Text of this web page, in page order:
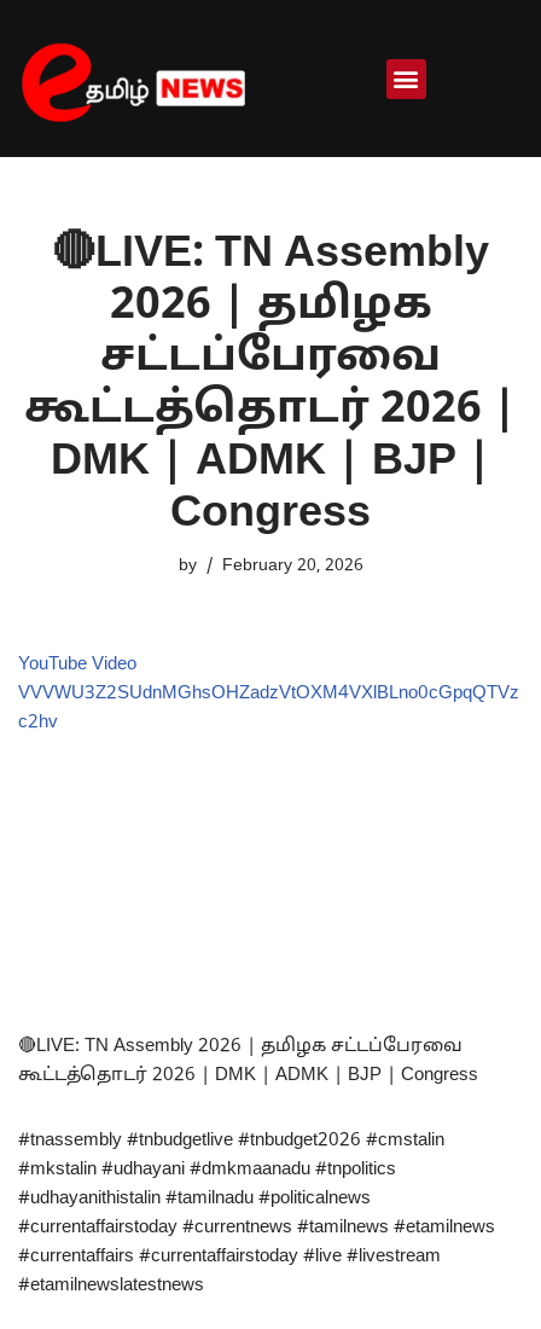
Skip
to
content
🔴LIVE: TN Assembly
2026 | தமிழக
சட்டப்பேரவை
கூட்டத்தொடர் 2026 |
DMK | ADMK | BJP |
Congress
by February 20, 2026
YouTube Video
VVVWU3Z2SUdnMGhsOHZadzVtOXM4VXlBLno0cGpqQTVz
c2hv
🔴LIVE: TN Assembly 2026 | தமிழக சட்டப்பேரவை
கூட்டத்தொடர் 2026 | DMK | ADMK | BJP | Congress
#tnassembly #tnbudgetlive #tnbudget2026 #cmstalin
#mkstalin #udhayani #dmkmaanadu #tnpolitics
#udhayanithistalin #tamilnadu #politicalnews
#currentaffairstoday #currentnews #tamilnews #etamilnews
#currentaffairs #currentaffairstoday #live #livestream
#etamilnewslatestnews